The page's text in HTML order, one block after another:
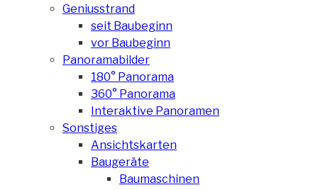
Geniusstrand
seit Baubeginn
vor Baubeginn
Panoramabilder
180° Panorama
360° Panorama
Interaktive Panoramen
Sonstiges
Ansichtskarten
Baugeräte
Baumaschinen